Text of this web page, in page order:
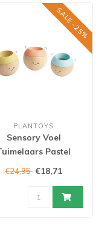
SALE -25%
PLANTOYS
Sensory Voel
Pastel
€24,95 €18,71